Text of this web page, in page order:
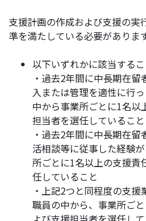
支援計画の作成および支援の実
準を満たしている必要がありま
以下いずれかに該当するこ
・過去2年間に中長期在
入または管理を適性に行
中から事業所ごとに1名以
担当者を選任していること
・過去2年間に中長期在
活相談等に従事した経験
所ごとに1名以上の支援責
任していること
・上記2つと同程度の支
職員の中から、事業所ご